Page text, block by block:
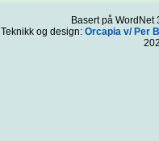
Basert på
Teknikk og design: Orcapia v/ Per